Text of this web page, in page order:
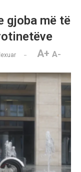
gjoba më të
A+ A-